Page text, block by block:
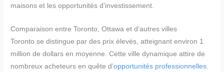
maisons et les opportunités d’investissement.
Comparaison entre Toronto, Ottawa et d’autres villes
Toronto se distingue par des prix élevés, atteignant environ 1
million de dollars en moyenne. Cette ville dynamique attire de
nombreux acheteurs en quête d’opportunités professionnelles.